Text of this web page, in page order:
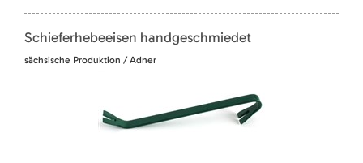
Schieferhebeeisen handgeschmiedet
sächsische Produktion / Adner